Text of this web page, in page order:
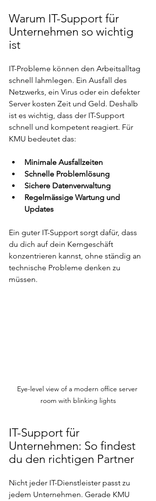
Warum IT-Support für
Unternehmen so wichtig
ist
IT-Probleme können den Arbeitsalltag
schnell lahmlegen. Ein Ausfall des
Netzwerks, ein Virus oder ein defekter
Server kosten Zeit und Geld. Deshalb
ist es wichtig, dass der IT-Support
schnell und kompetent reagiert. Für
KMU bedeutet das:
Minimale Ausfallzeiten
Schnelle Problemlösung
Sichere Datenverwaltung
Regelmässige Wartung und
Updates
Ein guter IT-Support sorgt dafür, dass
du dich auf dein Kerngeschäft
konzentrieren kannst, ohne ständig an
technische Probleme denken zu
müssen.
Eye-level view of a modern office server
room with blinking lights
IT-Support für
Unternehmen: So findest
du den richtigen Partner
Nicht jeder IT-Dienstleister passt zu
jedem Unternehmen. Gerade KMU